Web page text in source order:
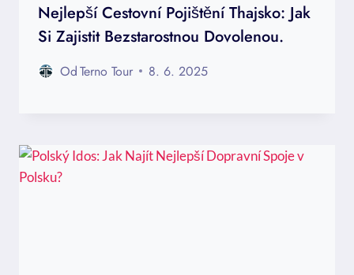
Nejlepší Cestovní Pojištění Thajsko: Jak
Si Zajistit Bezstarostnou Dovolenou.
OdTerno Tour 8. 6. 2025